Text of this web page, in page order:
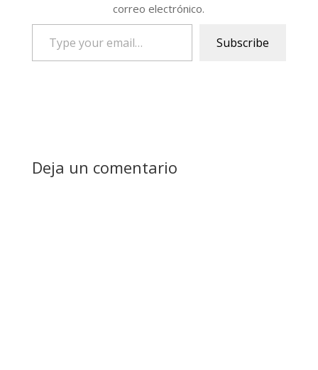
correo electrónico.
email…
Subscribe
Deja un comentario